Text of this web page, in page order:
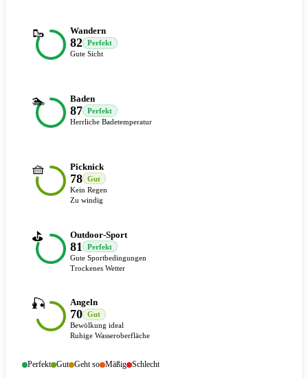
🥾 Wandern
82
Perfekt
Gute Sicht
🏊 Baden
87
Perfekt
Herrliche Badetemperatur
🧺 Picknick
78
Gut
Kein Regen
Zu windig
⛳ Outdoor-Sport
81
Perfekt
Gute Sportbedingungen
Trockenes Wetter
🎣 Angeln
70
Gut
Bewölkung ideal
Ruhige Wasseroberfläche
Perfekt Gut Geht so Mäßig Schlecht